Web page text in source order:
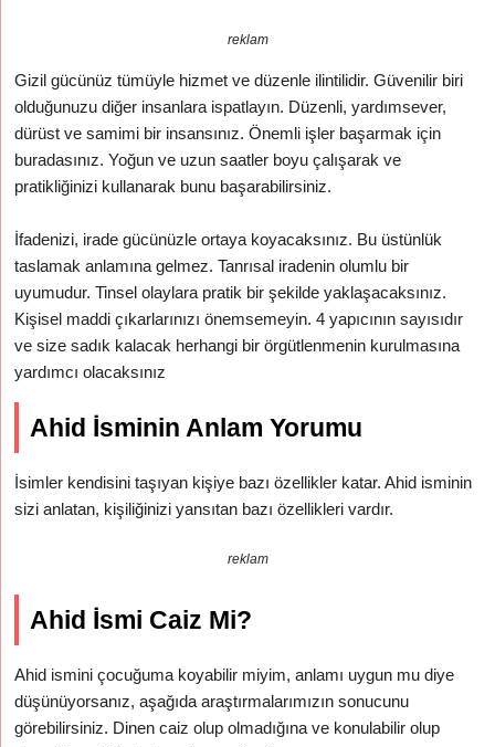
reklam
Gizil gücünüz tümüyle hizmet ve düzenle ilintilidir. Güvenilir biri
olduğunuzu diğer insanlara ispatlayın. Düzenli, yardımsever,
dürüst ve samimi bir insansınız. Önemli işler başarmak için
buradasınız. Yoğun ve uzun saatler boyu çalışarak ve
pratikliğinizi kullanarak bunu başarabilirsiniz.
İfadenizi, irade gücünüzle ortaya koyacaksınız. Bu üstünlük
taslamak anlamına gelmez. Tanrısal iradenin olumlu bir
uyumudur. Tinsel olaylara pratik bir şekilde yaklaşacaksınız.
Kişisel maddi çıkarlarınızı önemsemeyin. 4 yapıcının sayısıdır
ve size sadık kalacak herhangi bir örgütlenmenin kurulmasına
yardımcı olacaksınız
Ahid İsminin Anlam Yorumu
İsimler kendisini taşıyan kişiye bazı özellikler katar. Ahid isminin
sizi anlatan, kişiliğinizi yansıtan bazı özellikleri vardır.
reklam
Ahid İsmi Caiz Mi?
Ahid ismini çocuğuma koyabilir miyim, anlamı uygun mu diye
düşünüyorsanız, aşağıda araştırmalarımızın sonucunu
görebilirsiniz. Dinen caiz olup olmadığına ve konulabilir olup